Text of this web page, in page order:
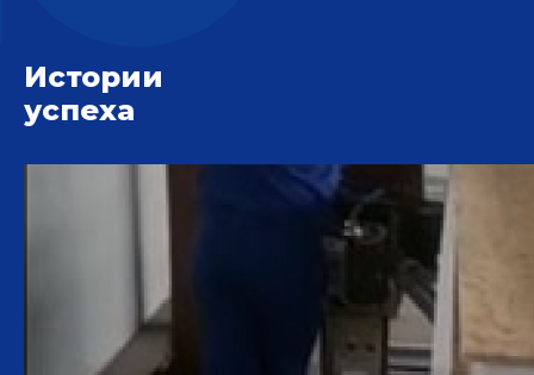
Истории
успеха